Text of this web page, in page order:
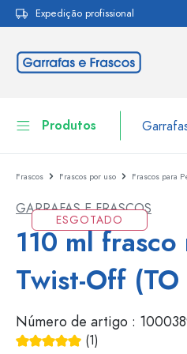
Saltar para a
Expedição profissional
Produtos
Garrafas
Frascos
Recipiente de armazenamento
Louça de mesa
Embalagens cosméticas
Frascos Frascos por uso Frascos para
GARRAFAS E FRASCOS
110 ml
Twist-Off
Número de artigo :
(1)
ESGOTADO